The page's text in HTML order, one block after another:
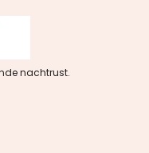
nachtrust.